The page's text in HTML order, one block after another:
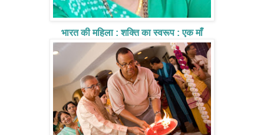
भारत की महिला : शक्ति का स्वरूप : एक माँ